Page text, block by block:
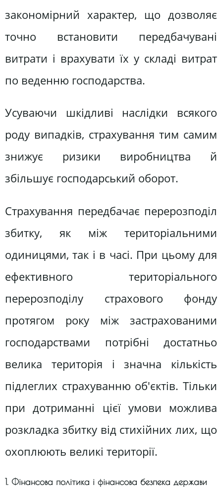
закономірний характер, що дозволяє
точно встановити передбачувані
витрати і врахувати їх у складі витрат
по веденню господарства.
Усуваючи шкідливі наслідки всякого
роду випадків, страхування тим самим
знижує ризики виробництва й
збільшує господарський оборот.
Страхування передбачає перерозподіл
збитку, як між територіальними
одиницями, так і в часі. При цьому для
ефективного територіального
перерозподілу страхового фонду
протягом року між застрахованими
господарствами потрібні достатньо
велика територія і значна кількість
підлеглих страхуванню об'єктів. Тільки
при дотриманні цієї умови можлива
розкладка збитку від стихійних лих, що
охоплюють великі території.
1. Фінансова політика і фінансова безпека держави